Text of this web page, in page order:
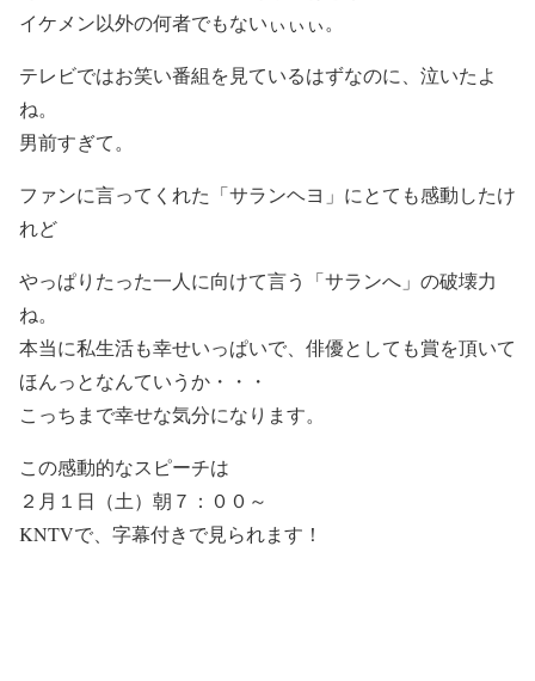
イケメン以外の何者でもないぃぃぃ。
テレビではお笑い番組を見ているはずなのに、泣いたよ
ね。
男前すぎて。
ファンに言ってくれた「サランヘヨ」にとても感動したけ
れど
やっぱりたった一人に向けて言う「サランへ」の破壊力
ね。
本当に私生活も幸せいっぱいで、俳優としても賞を頂いて
ほんっとなんていうか・・・
こっちまで幸せな気分になります。
この感動的なスピーチは
２月１日（土）朝７：００～
KNTVで、字幕付きで見られます！